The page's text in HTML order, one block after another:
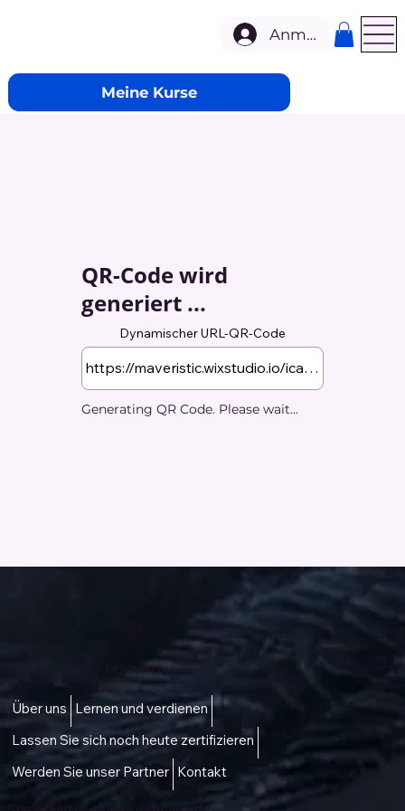
Meine Kurse
Anmelden
QR-Code wird
generiert ...
Dynamischer URL-QR-Code
Generating QR Code. Please wait...
Zugang zu einem besseren Leben
Über uns Lernen und verdienen
Lassen Sie sich noch heute zertifizieren
Werden Sie unser Partner Kontakt